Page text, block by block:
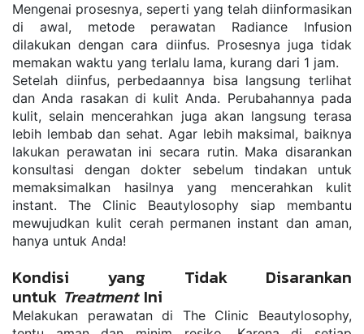
Mengenai prosesnya, seperti yang telah diinformasikan
di awal, metode perawatan Radiance Infusion
dilakukan dengan cara diinfus. Prosesnya juga tidak
memakan waktu yang terlalu lama, kurang dari 1 jam.
Setelah diinfus, perbedaannya bisa langsung terlihat
dan Anda rasakan di kulit Anda. Perubahannya pada
kulit, selain mencerahkan juga akan langsung terasa
lebih lembab dan sehat. Agar lebih maksimal, baiknya
lakukan perawatan ini secara rutin. Maka disarankan
konsultasi dengan dokter sebelum tindakan untuk
memaksimalkan hasilnya yang mencerahkan kulit
instant. The Clinic Beautylosophy siap membantu
mewujudkan kulit cerah permanen instant dan aman,
hanya untuk Anda!
Kondisi yang Tidak Disarankan
untuk Treatment Ini
Melakukan perawatan di The Clinic Beautylosophy,